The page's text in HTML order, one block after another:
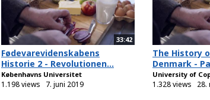
33:42
Fødevarevidenskabens
Historie 2 - Revolutionen...
Københavns Universitet
1.198 views 7. juni 2019
The History
Denmark -
University of
1.328 views 28.